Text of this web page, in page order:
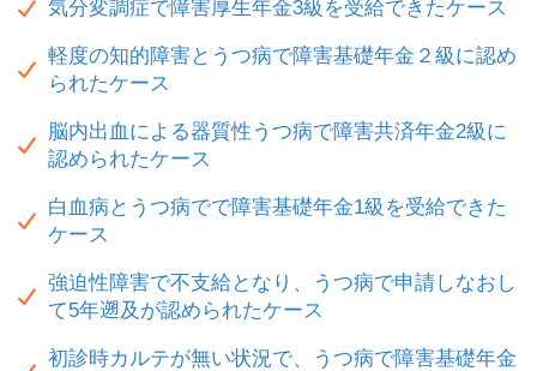
気分変調症で障害厚生年金3級を受給できたケース
軽度の知的障害とうつ病で障害基礎年金２級に認め
られたケース
脳内出血による器質性うつ病で障害共済年金2級に
認められたケース
白血病とうつ病でで障害基礎年金1級を受給できた
ケース
強迫性障害で不支給となり、うつ病で申請しなおし
て5年遡及が認められたケース
初診時カルテが無い状況で、うつ病で障害基礎年金